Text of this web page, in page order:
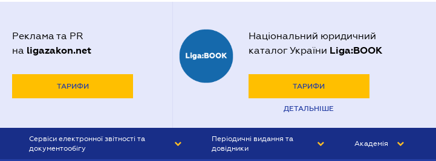
Реклама та PR
на ligazakon.net
ТАРИФИ
Національний юридичний
каталог України Liga:BOOK
ТАРИФИ
ДЕТАЛЬНІШЕ
Сервіси електронної звітності та
документообігу
Періодичні видання та
довідники
Академія